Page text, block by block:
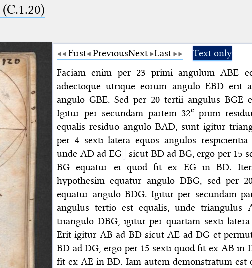
(C.1.20)
First PreviousNext Last
Text only
Faciam enim per 23 primi angulum ABE
adiectoque utrique eorum angulo EBD erit
angulo GBE. Sed per 20 tertii angulus BGE
Igitur per secundam partem 32eprimi
equalis residuo angulo BAD, sunt igitur
per 4 sexti latera equos angulos
unde AD ad EG
sicut BD ad BG, ergo per 15
BG equatur ei quod fit ex EG in BD.
hypothesim equatur angulo DBG, sed per
equatur angulo BDG. Igitur per secundam
angulus tertio est equalis, unde triangulus
triangulo DBG, igitur per quartam sexti
Erit igitur AB ad BD sicut AE ad DG et
BD ad DG, ergo per 15 sexti quod fit ex AB in
fit ex AE in BD. Iam autem demonstratum